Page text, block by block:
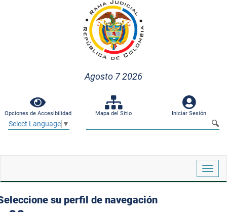
Agosto 7 2026
Opciones de Accesibilidad Mapa del Sitio Iniciar Sesión
Select Language ▼
su perfil de navegación